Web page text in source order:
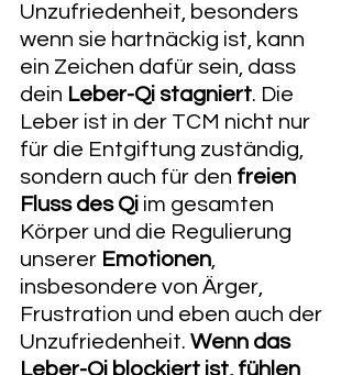
​Unzufriedenheit, besonders
wenn sie hartnäckig ist, kann
ein Zeichen dafür sein, dass
dein Leber-Qi stagniert. Die
Leber ist in der TCM nicht nur
für die Entgiftung zuständig,
sondern auch für den freien
Fluss des Qi im gesamten
Körper und die Regulierung
unserer Emotionen,
insbesondere von Ärger,
Frustration und eben auch der
Unzufriedenheit. Wenn das
Leber-Qi blockiert ist, fühlen